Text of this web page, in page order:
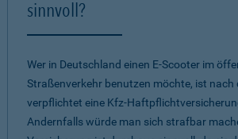
sinnvoll?
Wer in Deutschland einen E-Scooter im
Straßenverkehr benutzen möchte, ist nach
verpflichtet eine Kfz-
Andernfalls würde man sich strafbar